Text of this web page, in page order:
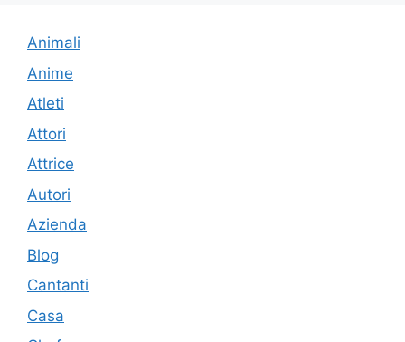
Animali
Anime
Atleti
Attori
Attrice
Autori
Azienda
Blog
Cantanti
Casa